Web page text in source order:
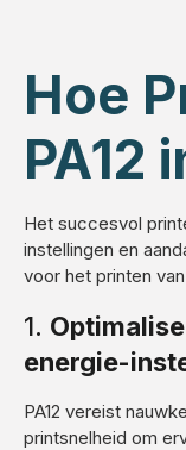
Hoe
PA12
Het succesvol
instellingen en
voor het printen van
1.
energie-
PA12 vereist
printsnelheid om